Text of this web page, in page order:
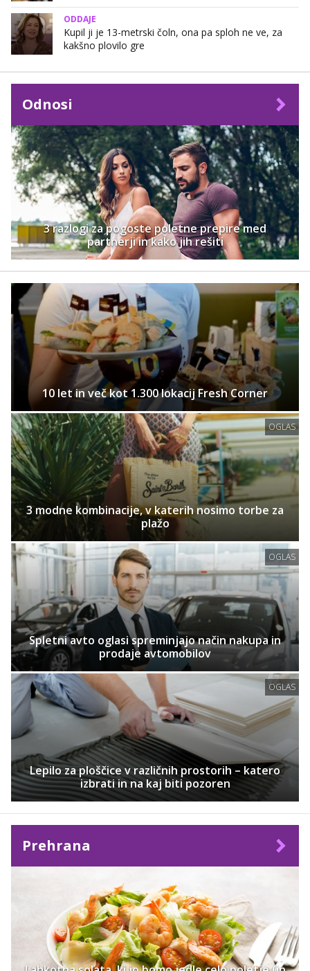
ODDAJE
Kupil ji je 13-metrski čoln, ona pa sploh ne ve, za
kakšno plovilo gre
Odnosi
3 razlogi za pogoste poletne prepire med
partnerji in kako jih rešiti
10 let in več kot 1.300 lokacij Fresh Corner
OGLAS
3 modne kombinacije, v katerih nosimo torbe za
plažo
OGLAS
Spletni avto oglasi spreminjajo način nakupa in
prodaje avtomobilov
OGLAS
Lepilo za ploščice v različnih prostorih – katero
izbrati in na kaj biti pozoren
Prehrana